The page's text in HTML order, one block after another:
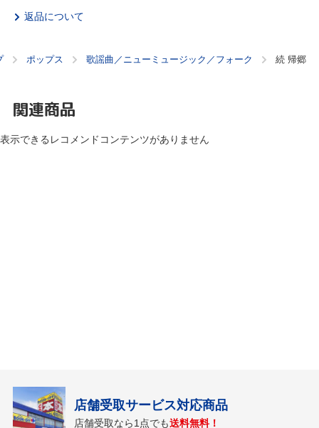
返品について
ポップス 歌謡曲／ニューミュージック／フォーク 続 帰郷
関連商品
表示できるレコメンドコンテンツがありません
店舗受取サービス対応商品
店舗受取なら1点でも送料無料！